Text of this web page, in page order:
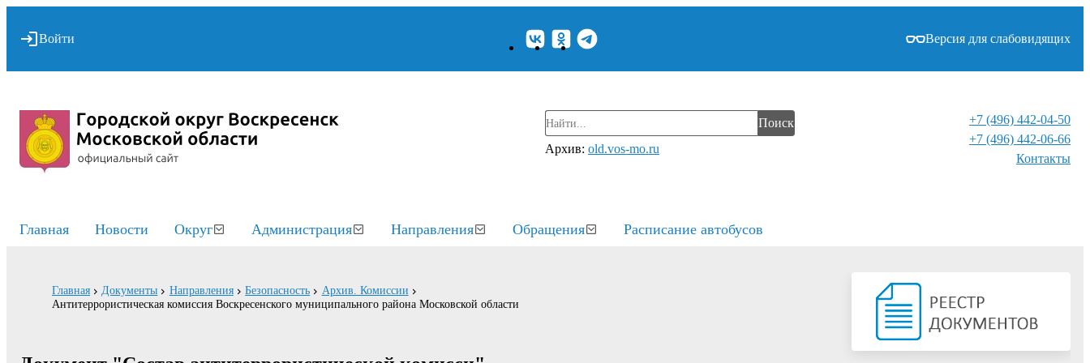
Войти Версия для слабовидящих
Поиск
Архив: old.vos-mo.ru
+7 (496) 442-04-50
+7 (496) 442-06-66
Контакты⁠
Главная Новости Округ Администрация Направления Обращения Расписание автобусов
Главная Документы Направления Безопасность
Архив. Комиссии
Антитеррористическая комиссия Воскресенского муниципального района Московской области